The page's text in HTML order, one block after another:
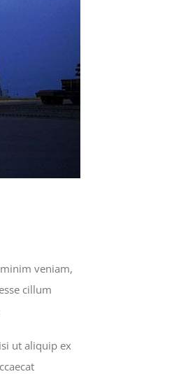
veniam,
cillum
ut aliquip ex